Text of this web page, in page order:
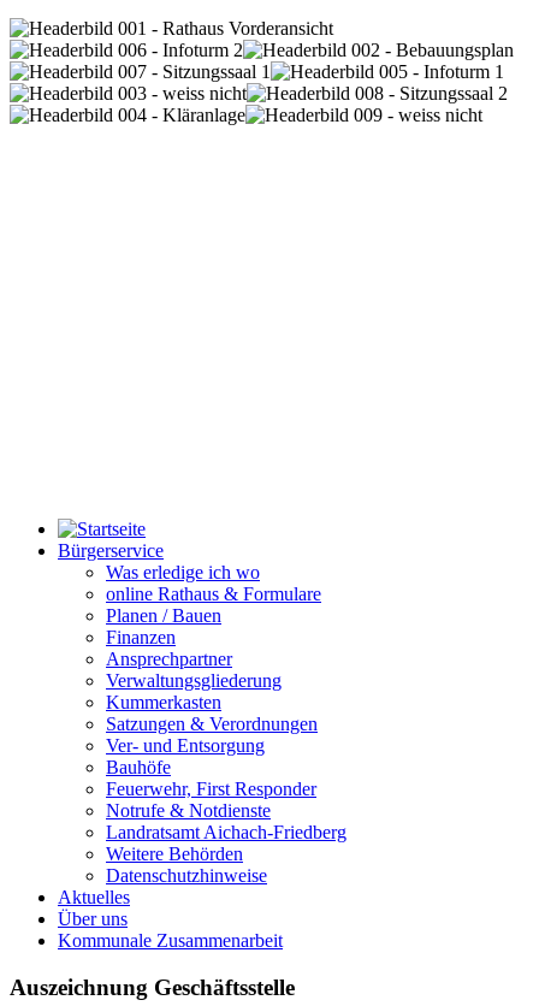
Bürgerservice
Was erledige ich wo
online Rathaus & Formulare
Planen / Bauen
Finanzen
Ansprechpartner
Verwaltungsgliederung
Kummerkasten
Satzungen & Verordnungen
Ver- und Entsorgung
Bauhöfe
Feuerwehr, First Responder
Notrufe & Notdienste
Landratsamt Aichach-Friedberg
Weitere Behörden
Datenschutzhinweise
Aktuelles
Über uns
Kommunale Zusammenarbeit
Auszeichnung Geschäftsstelle